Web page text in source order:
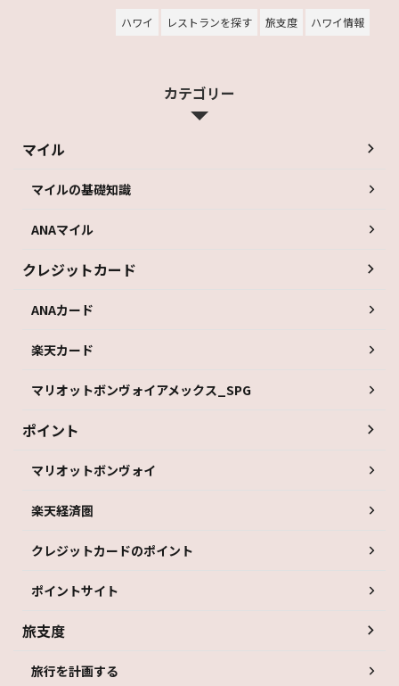
ハワイ レストランを探す 旅支度 ハワイ情報
カテゴリー
マイル
マイルの基礎知識
ANAマイル
クレジットカード
ANAカード
楽天カード
マリオットボンヴォイアメックス_SPG
ポイント
マリオットボンヴォイ
楽天経済圏
クレジットカードのポイント
ポイントサイト
旅支度
旅行を計画する